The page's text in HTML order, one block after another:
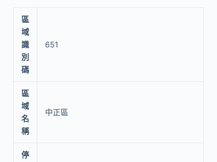
區
域
識
別
碼
651
區
域
名
稱
中正區
停